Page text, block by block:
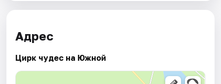
Адрес
Цирк чудес на Южной